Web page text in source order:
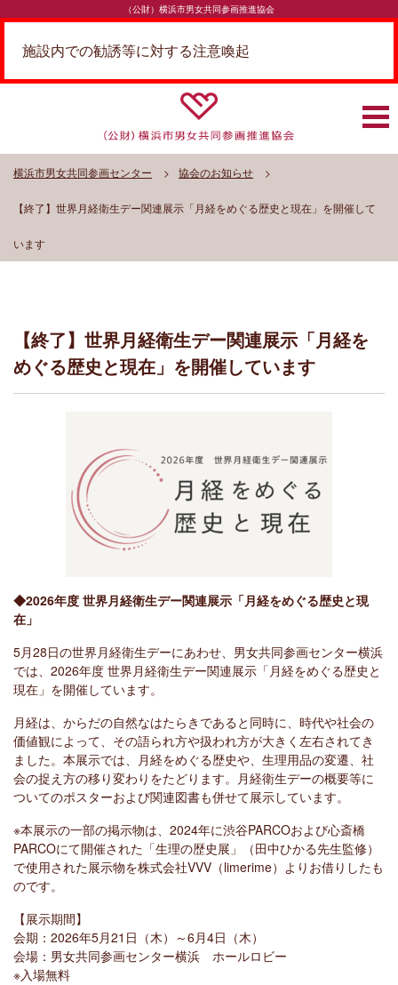
（公財）横浜市男女共同参画推進協会
施設内での勧誘等に対する注意喚起
横浜市男女共同参画センター 協会のお知らせ
【終了】世界月経衛生デー関連展示「月経をめぐる歴史と現在」を開催して
います
【終了】世界月経衛生デー関連展示「月経を
めぐる歴史と現在」を開催しています
◆2026年度 世界月経衛生デー関連展示「月経をめぐる歴史と現
在」
5月28日の世界月経衛生デーにあわせ、男女共同参画センター横浜
では、2026年度 世界月経衛生デー関連展示「月経をめぐる歴史と
現在」を開催しています。
月経は、からだの自然なはたらきであると同時に、時代や社会の
価値観によって、その語られ方や扱われ方が大きく左右されてき
ました。本展示では、月経をめぐる歴史や、生理用品の変遷、社
会の捉え方の移り変わりをたどります。月経衛生デーの概要等に
ついてのポスターおよび関連図書も併せて展示しています。
※本展示の一部の掲示物は、2024年に渋谷PARCOおよび心斎橋
PARCOにて開催された「生理の歴史展」（田中ひかる先生監修）
で使用された展示物を株式会社VVV（limerime）よりお借りしたも
のです。
【展示期間】
会期：2026年5月21日（木）～6月4日（木）
会場：男女共同参画センター横浜 ホールロビー
※入場無料